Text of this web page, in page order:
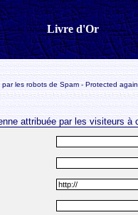
Livre d'Or
les robots de Spam - Protected
attribuée par les visiteurs à